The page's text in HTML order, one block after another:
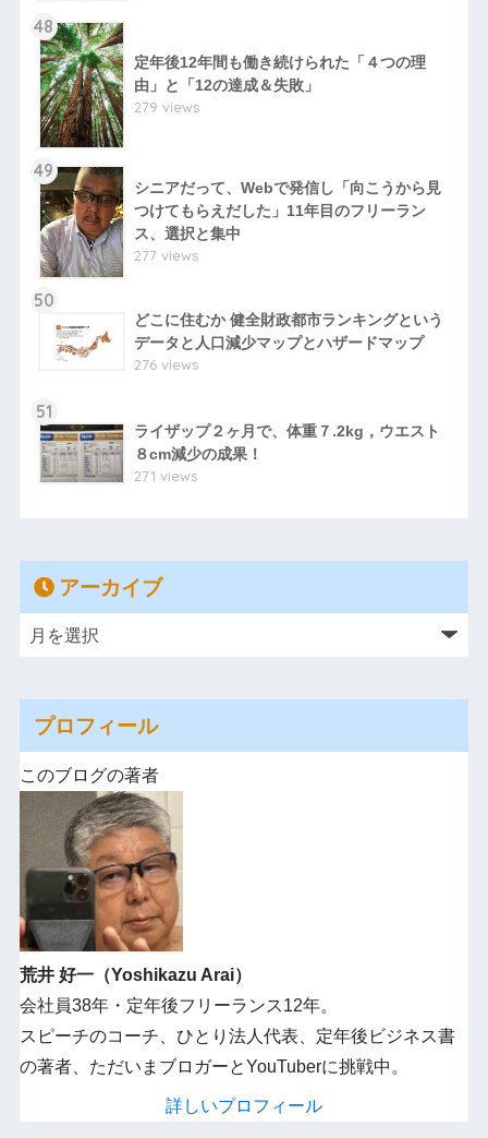
48
定年後12年間も働き続けられた「４つの理
由」と「12の達成＆失敗」
279 views
49
シニアだって、Webで発信し「向こうから見
つけてもらえだした」11年目のフリーラン
ス、選択と集中
277 views
50
どこに住むか 健全財政都市ランキングという
データと人口減少マップとハザードマップ
276 views
51
ライザップ２ヶ月で、体重７.2kg，ウエスト
８cm減少の成果！
271 views
アーカイブ
プロフィール
このブログの著者
荒井 好一（Yoshikazu Arai）
会社員38年・定年後フリーランス12年。
スピーチのコーチ、ひとり法人代表、定年後ビジネス書
の著者、ただいまブロガーとYouTuberに挑戦中。
詳しいプロフィール